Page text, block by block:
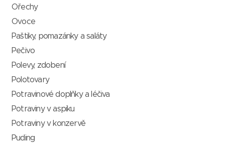
Ořechy
Ovoce
Paštiky, pomazánky a saláty
Pečivo
Polevy, zdobení
Polotovary
Potravinové doplňky a léčiva
Potraviny v aspiku
Potraviny v konzervě
Puding